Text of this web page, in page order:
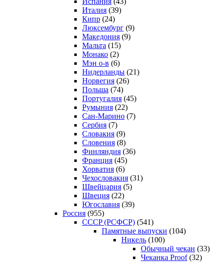
Италия (39)
Кипр (24)
Люксембург (9)
Македония (9)
Мальта (15)
Монако (2)
Мэн о-в (6)
Нидерланды (21)
Норвегия (26)
Польша (74)
Португалия (45)
Румыния (22)
Сан-Марино (7)
Сербия (7)
Словакия (9)
Словения (8)
Финляндия (36)
Франция (45)
Хорватия (6)
Чехословакия (31)
Швейцария (5)
Швеция (22)
Югославия (39)
Россия (955)
CCCP (РСФСР) (541)
Памятные выпуски (104)
Никель (100)
Обычный чекан (33)
Чеканка Proof(32)